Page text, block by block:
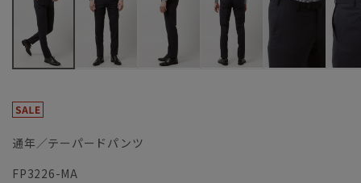
通年／テーパードパンツ
FP3226-MA